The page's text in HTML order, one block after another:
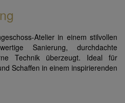
Atelier in einem stilvollen
Sanierung, durchdachte
Technik überzeugt. Ideal für
Schaffen in einem inspirierenden